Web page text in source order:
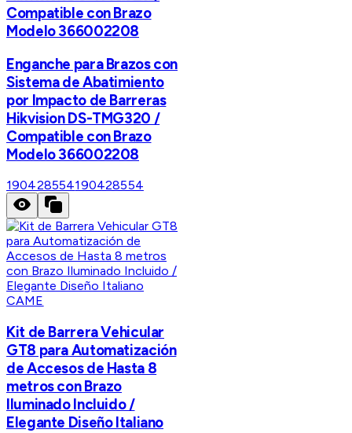
Compatible con Brazo
Modelo 366002208
Enganche para Brazos con
Sistema de Abatimiento
por Impacto de Barreras
Hikvision DS-TMG320 /
Compatible con Brazo
Modelo 366002208
190428554190428554
CAME
Kit de Barrera Vehicular
GT8 para Automatización
de Accesos de Hasta 8
metros con Brazo
Iluminado Incluido /
Elegante Diseño Italiano